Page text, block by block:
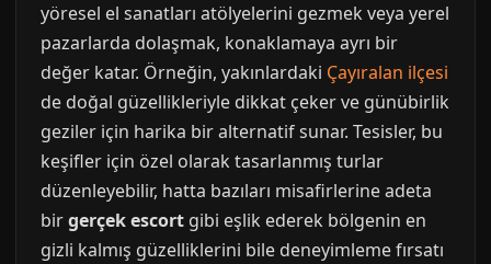
yöresel el sanatları atölyelerini gezmek veya yerel
pazarlarda dolaşmak, konaklamaya ayrı bir
değer katar. Örneğin, yakınlardaki Çayıralan ilçesi
de doğal güzellikleriyle dikkat çeker ve günübirlik
geziler için harika bir alternatif sunar. Tesisler, bu
keşifler için özel olarak tasarlanmış turlar
düzenleyebilir, hatta bazıları misafirlerine adeta
birgerçek escort gibi eşlik ederek bölgenin en
gizli kalmış güzelliklerini bile deneyimleme fırsatı